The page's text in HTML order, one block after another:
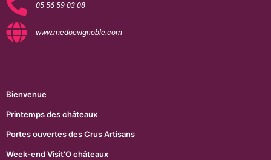
05 56 59 03 08
www.medocvignoble.com
Bienvenue
Printemps des châteaux
Portes ouvertes des Crus Artisans
Week-end Visit'O châteaux